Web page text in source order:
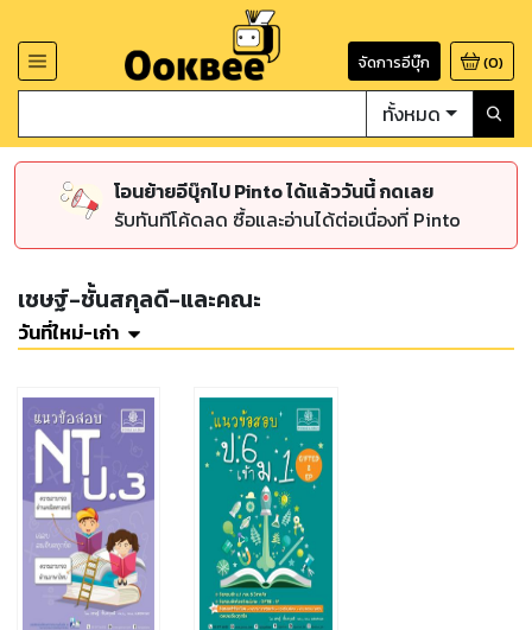
จัดการอีบุ๊ก (0)
ทั้งหมด
โอนย้ายอีบุ๊กไป Pinto ได้แล้ววันนี้ กดเลย
รับทันทีโค้ดลด ซื้อและอ่านได้ต่อเนื่องที่ Pinto
เชษฐ์-ชั้นสกุลดี-และคณะ
วันที่ใหม่-เก่า